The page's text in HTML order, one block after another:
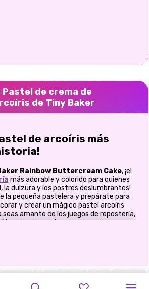
de crema de
de Tiny Baker
de arcoíris más
Rainbow Buttercream Cake, ¡el
más adorable y colorido para quienes
la dulzura y los postres deslumbrantes!
la pequeña pastelera y prepárate para
y crear un mágico pastel arcoíris
seas amante de los juegos de repostería,
o simplemente con ganas de una
el primer batido.
sueños
RECETAS COCINAR